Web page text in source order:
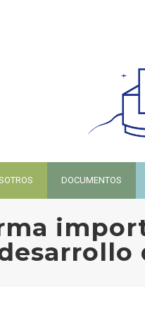
DOCUMENTOS